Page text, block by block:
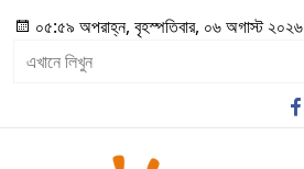
০৫:৫৯ অপরাহ্ন, বৃহস্পতিবার, ০৬ অগাস্ট ২০২৬